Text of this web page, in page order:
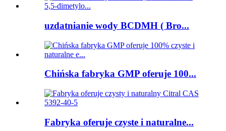
uzdatnianie wody BCDMH ( Bro...
Chińska fabryka GMP oferuje 100...
Fabryka oferuje czyste i naturalne...